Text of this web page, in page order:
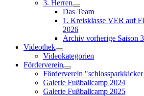
3. Herren
Das Team
1. Kreisklasse VER auf
2026
Archiv vorherige Saison
Videothek
Videokategorien
Förderverein
Förderverein
Galerie Fußballcamp 2024
Galerie Fußballcamp 2025